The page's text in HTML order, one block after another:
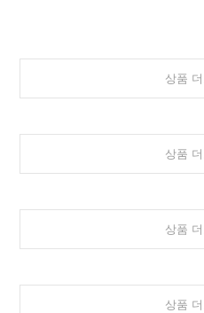
상품 더
상품 더
상품 더
상품 더